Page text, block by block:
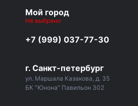
Мой город
Не выбрано
+7 (999) 037-77-30
г. Санкт-петербург
ул. Маршала Казакова, д. 35
БК "Юнона" Павильон 302